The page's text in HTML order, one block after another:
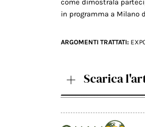
come dimostrala
in programma a Milano
ARGOMENTI TRATTATI:
Scarica